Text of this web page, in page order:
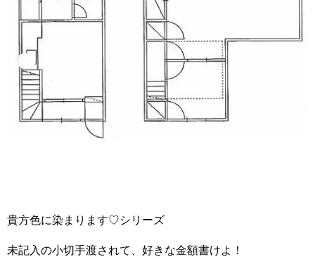
貴方色に染まります♡シリーズ
未記入の小切手渡されて、好きな金額書けよ！